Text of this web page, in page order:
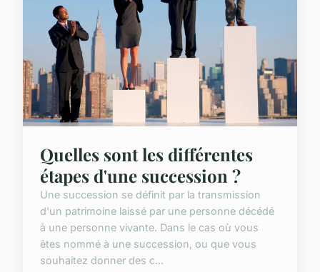
Quelles sont les différentes
étapes d'une succession ?
Une succession se définit par la transmission
d'un patrimoine laissé par une personne décédé
à une personne vivante. Dans le cas où vous
êtes nommé à une succession, ou que vous
souhaitez donner des c...